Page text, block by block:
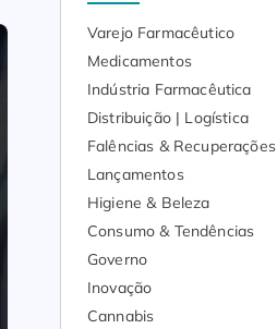
Varejo Farmacêutico
Medicamentos
Indústria Farmacêutica
Distribuição | Logística
Falências & Recuperações
Lançamentos
Higiene & Beleza
Consumo & Tendências
Governo
Inovação
Cannabis